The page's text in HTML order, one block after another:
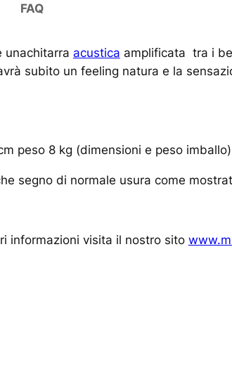
FAQ
unachitarra acustica amplificata tra i
subito un feeling natura e la
peso 8 kg (dimensioni e peso imballo)
segno di normale usura come
informazioni visita il nostro sito